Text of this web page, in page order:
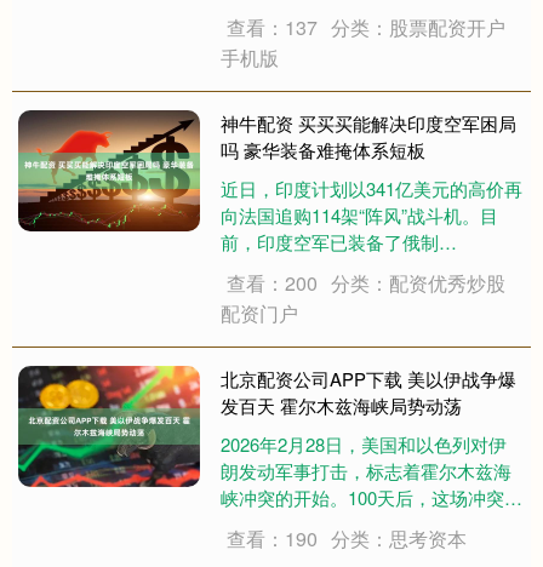
得像一根标枪，却以令人咋舌的机动
能力精准击中了数百公里外的目标。
这一幕被央视镜头记录了下来。 这不
是实验室里的概....
查看：137 分类：股票配资开户
手机版
神牛配资 买买买能解决印度空军困局
吗 豪华装备难掩体系短板
近日，印度计划以341亿美元的高价再
向法国追购114架“阵风”战斗机。目
前，印度空军已装备了俄制
英制“美洲虎”攻击机等多国军机。然
而，在2025年5月7日的克什米尔上
空，巴基斯坦歼-10CE以零损....
查看：200 分类：配资优秀炒股
配资门户
北京配资公司APP下载 美以伊战争爆
发百天 霍尔木兹海峡局势动荡
2026年2月28日，美国和以色列对伊
朗发动军事打击，标志着霍尔木兹海
峡冲突的开始。100天后，这场冲突仍
封锁而受到严重影响。 6月6日，美国
查看：190 分类：思考资本